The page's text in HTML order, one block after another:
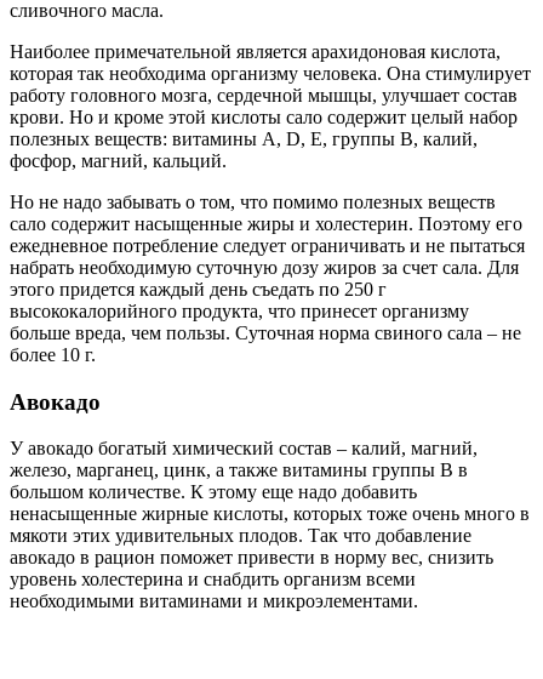
сливочного масла.
Наиболее примечательной является арахидоновая кислота,
которая так необходима организму человека. Она стимулирует
работу головного мозга, сердечной мышцы, улучшает состав
крови. Но и кроме этой кислоты сало содержит целый набор
полезных веществ: витамины A, D, E, группы B, калий,
фосфор, магний, кальций.
Но не надо забывать о том, что помимо полезных веществ
сало содержит насыщенные жиры и холестерин. Поэтому его
ежедневное потребление следует ограничивать и не пытаться
набрать необходимую суточную дозу жиров за счет сала. Для
этого придется каждый день съедать по 250 г
высококалорийного продукта, что принесет организму
больше вреда, чем пользы. Суточная норма свиного сала – не
более 10 г.
Авокадо
У авокадо богатый химический состав – калий, магний,
железо, марганец, цинк, а также витамины группы B в
большом количестве. К этому еще надо добавить
ненасыщенные жирные кислоты, которых тоже очень много в
мякоти этих удивительных плодов. Так что добавление
авокадо в рацион поможет привести в норму вес, снизить
уровень холестерина и снабдить организм всеми
необходимыми витаминами и микроэлементами.